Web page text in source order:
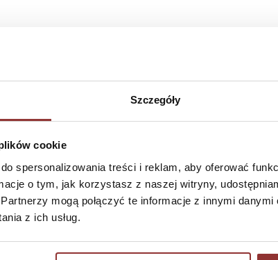
Szczegóły
cookie
spersonalizowania treści i reklam, aby oferować
o tym, jak korzystasz z naszej witryny,
mogą połączyć te informacje z innymi
z ich usług.
FOLDERS A5 plastic pocket
0,25 € 1,58 €